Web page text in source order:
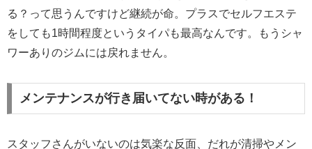
る？って思うんですけど継続が命。プラスでセルフエステ
をしても1時間程度というタイパも最高なんです。もうシャ
ワーありのジムには戻れません。
メンテナンスが行き届いてない時がある！
スタッフさんがいないのは気楽な反面、だれが清掃やメン